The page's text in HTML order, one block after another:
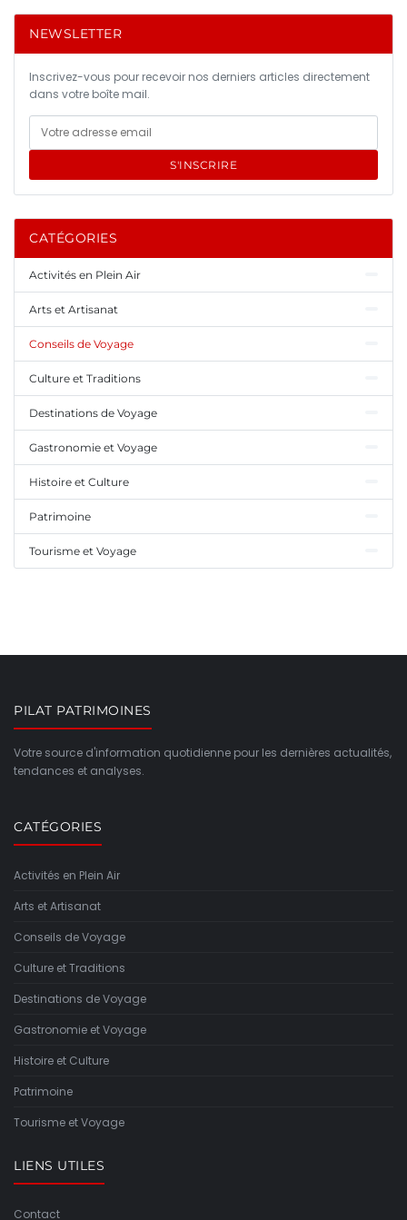
NEWSLETTER
Inscrivez-vous pour recevoir nos derniers articles directement
dans votre boîte mail.
S'INSCRIRE
CATÉGORIES
Activités en Plein Air
Arts et Artisanat
Conseils de Voyage
Culture et Traditions
Destinations de Voyage
Gastronomie et Voyage
Histoire et Culture
Patrimoine
Tourisme et Voyage
PILAT PATRIMOINES
Votre source d'information quotidienne pour les dernières actualités,
tendances et analyses.
CATÉGORIES
Activités en Plein Air
Arts et Artisanat
Conseils de Voyage
Culture et Traditions
Destinations de Voyage
Gastronomie et Voyage
Histoire et Culture
Patrimoine
Tourisme et Voyage
LIENS UTILES
Contact